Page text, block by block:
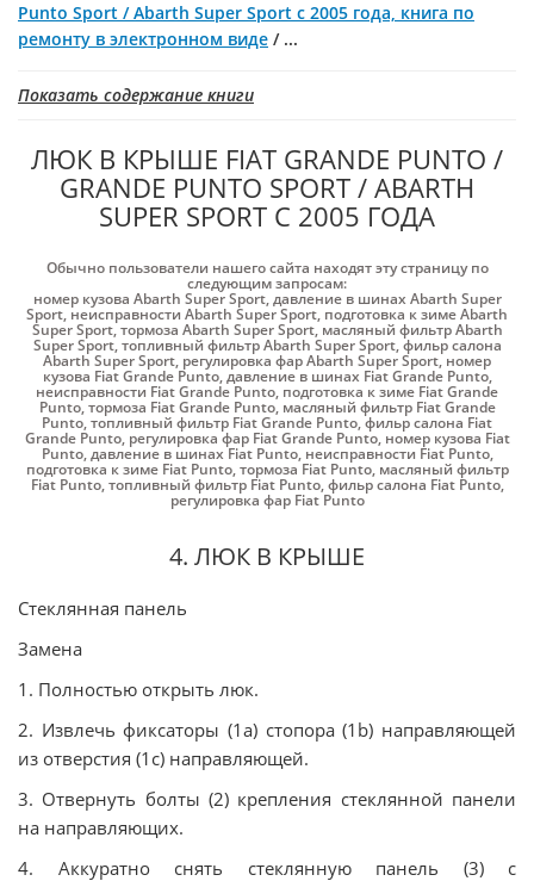
Punto Sport / Abarth Super Sport с 2005 года, книга по
ремонту в электронном виде / ...
Показать содержание книги
ЛЮК В КРЫШЕ FIAT GRANDE PUNTO /
GRANDE PUNTO SPORT / ABARTH
SUPER SPORT С 2005 ГОДА
Обычно пользователи нашего сайта находят эту страницу по
следующим запросам:
номер кузова Abarth Super Sport,давление в шинах Abarth Super
Sport, неисправности Abarth Super Sport, подготовка к зиме Abarth
Super Sport,тормоза Abarth Super Sport, масляный фильтр Abarth
Super Sport,топливный фильтр Abarth Super Sport,фильр салона
Abarth Super Sport, регулировка фар Abarth Super Sport,номер
кузова Fiat Grande Punto,давление в шинах Fiat Grande Punto,
неисправности Fiat Grande Punto, подготовка к зиме Fiat Grande
Punto,тормоза Fiat Grande Punto, масляный фильтр Fiat Grande
Punto,топливный фильтр Fiat Grande Punto,фильр салона Fiat
Grande Punto, регулировка фар Fiat Grande Punto, номер кузова Fiat
Punto,давление в шинах Fiat Punto, неисправности Fiat Punto,
подготовка к зиме Fiat Punto,тормоза Fiat Punto, масляный фильтр
Fiat Punto,топливный фильтр Fiat Punto,фильр салона Fiat Punto,
регулировка фар Fiat Punto
4. ЛЮК В КРЫШЕ
Стеклянная панель
Замена
1. Полностью открыть люк.
2. Извлечь фиксаторы (1а) стопора (1b) направляющей
из отверстия (1с) направляющей.
3. Отвернуть болты (2) крепления стеклянной панели
на направляющих.
4. Аккуратно снять стеклянную панель (3) с